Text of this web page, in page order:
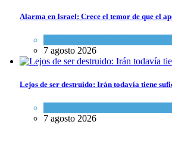
Alarma en Israel: Crece el temor de que el
7 agosto 2026
Lejos de ser destruido: Irán todavía tiene
7 agosto 2026